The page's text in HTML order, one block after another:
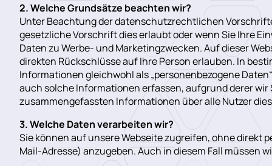
2. Welche Grundsätze beachten wir?
Unter Beachtung der datenschutzrechtlichen
gesetzliche Vorschrift dies erlaubt oder wenn Sie Ihre
Daten zu Werbe- und Marketingzwecken. Auf dieser
direkten Rückschlüsse auf Ihre Person erlauben. In
Informationen gleichwohl als „personenbezogene
auch solche Informationen erfassen, aufgrund derer
zusammengefassten Informationen über alle Nutzer
3. Welche Daten verarbeiten wir?
Sie können auf unsere Webseite zugreifen, ohne direkt
Mail-Adresse) anzugeben. Auch in diesem Fall